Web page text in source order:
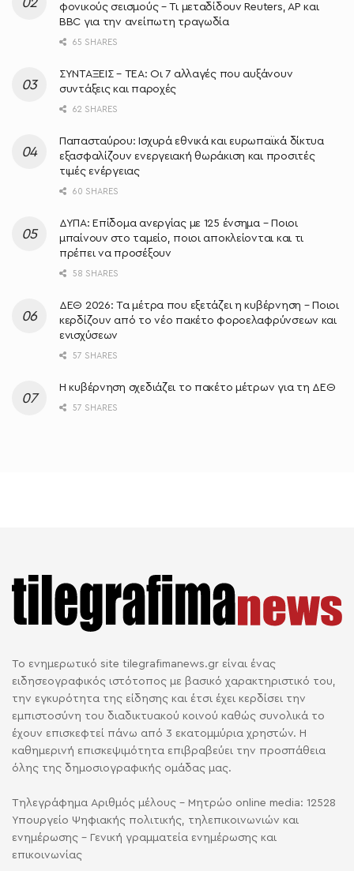
φονικούς σεισμούς – Τι μεταδίδουν Reuters, AP και
BBC για την ανείπωτη τραγωδία
65 SHARES
ΣΥΝΤΑΞΕΙΣ – ΤΕΑ: Οι 7 αλλαγές που αυξάνουν
συντάξεις και παροχές
62 SHARES
Παπασταύρου: Ισχυρά εθνικά και ευρωπαϊκά δίκτυα
εξασφαλίζουν ενεργειακή θωράκιση και προσιτές
τιμές ενέργειας
60 SHARES
ΔΥΠΑ: Επίδομα ανεργίας με 125 ένσημα – Ποιοι
μπαίνουν στο ταμείο, ποιοι αποκλείονται και τι
πρέπει να προσέξουν
58 SHARES
ΔΕΘ 2026: Τα μέτρα που εξετάζει η κυβέρνηση – Ποιοι
κερδίζουν από το νέο πακέτο φοροελαφρύνσεων και
ενισχύσεων
57 SHARES
Η κυβέρνηση σχεδιάζει το πακέτο μέτρων για τη ΔΕΘ
57 SHARES
Το ενημερωτικό site tilegrafimanews.gr είναι ένας
ειδησεογραφικός ιστότοπος με βασικό χαρακτηριστικό του,
την εγκυρότητα της είδησης και έτσι έχει κερδίσει την
εμπιστοσύνη του διαδικτυακού κοινού καθώς συνολικά το
έχουν επισκεφτεί πάνω από 3 εκατομμύρια χρηστών. Η
καθημερινή επισκεψιμότητα επιβραβεύει την προσπάθεια
όλης της δημοσιογραφικής ομάδας μας.
Τηλεγράφημα Αριθμός μέλους - Μητρώο online media: 12528
Υπουργείο Ψηφιακής πολιτικής, τηλεπικοινωνιών και
ενημέρωσης - Γενική γραμματεία ενημέρωσης και
επικοινωνίας